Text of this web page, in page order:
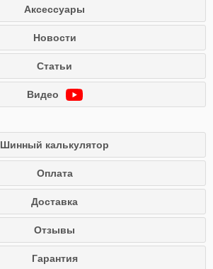
Аксессуары
Новости
Статьи
Видео
Шинный калькулятор
Оплата
Доставка
Отзывы
Гарантия